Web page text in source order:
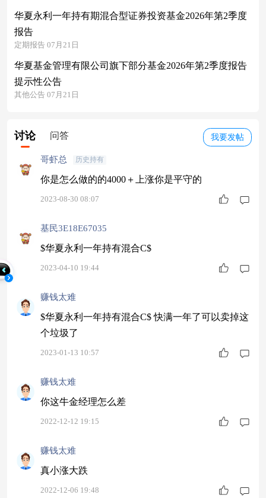
华夏永利一年持有期混合型证券投资基金2026年第2季度
报告
定期报告 07月21日
华夏基金管理有限公司旗下部分基金2026年第2季度报告
提示性公告
其他公告 07月21日
我要发帖
讨论 问答
哥虾总 历史持有
你是怎么做的的4000＋上涨你是平守的
2023-08-30 08:07
基民3E18E67035
$华夏永利一年持有混合C$
2023-04-10 19:44
赚钱太难
$华夏永利一年持有混合C$ 快满一年了可以卖掉这
个垃圾了
2023-01-13 10:57
赚钱太难
你这牛金经理怎么差
2022-12-12 19:15
赚钱太难
真小涨大跌
2022-12-06 19:48